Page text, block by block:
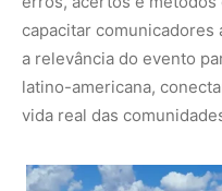
Agência Pará
VEJA TAMBÉM:Curso